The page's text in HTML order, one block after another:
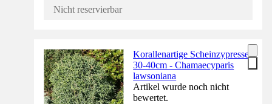
Nicht reservierbar
Korallenartige Scheinzypresse
30-40cm - Chamaecyparis
lawsoniana
Artikel wurde noch nicht
bewertet.